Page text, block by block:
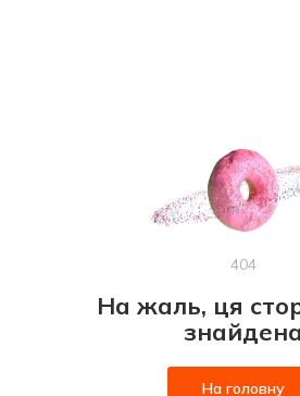
404
На жаль, ця
На головну